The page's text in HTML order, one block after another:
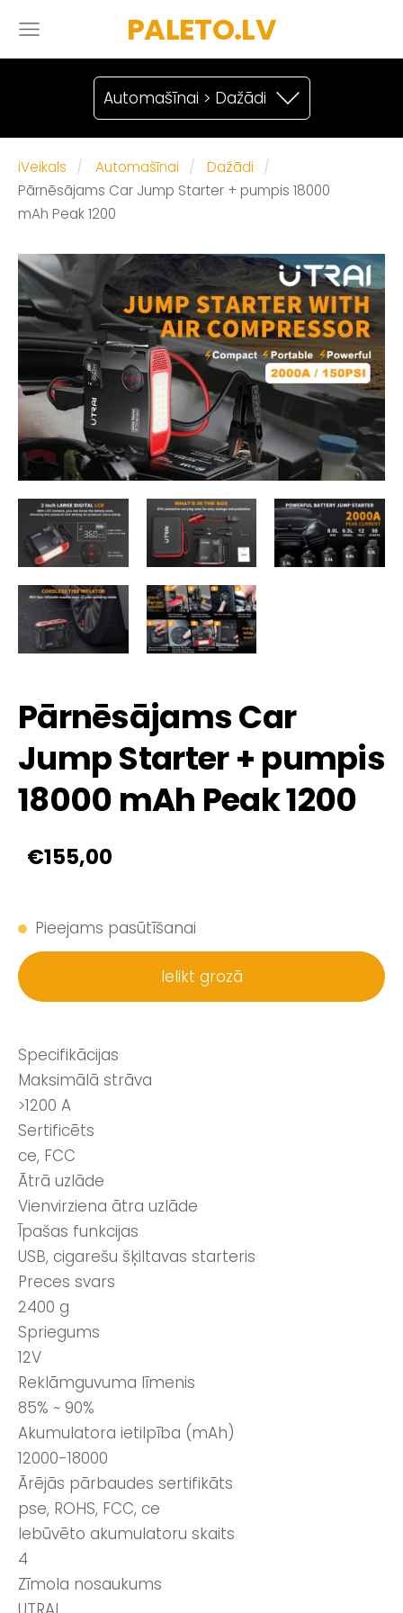
PALETO.LV
Automašīnai > Dažādi
iVeikals Automašīnai
Dažādi
Pārnēsājams Car Jump Starter + pumpis 18000
mAh Peak 1200
Pārnēsājams Car
Jump Starter + pumpis
18000 mAh Peak 1200
€155,00
Pieejams pasūtīšanai
Ielikt grozā
Specifikācijas
Maksimālā strāva
>1200 A
Sertificēts
ce, FCC
Ātrā uzlāde
Vienvirziena ātra uzlāde
Īpašas funkcijas
USB, cigarešu šķiltavas starteris
Preces svars
2400 g
Spriegums
12V
Reklāmguvuma līmenis
85% ~ 90%
Akumulatora ietilpība (mAh)
12000-18000
Ārējās pārbaudes sertifikāts
pse, ROHS, FCC, ce
Iebūvēto akumulatoru skaits
4
Zīmola nosaukums